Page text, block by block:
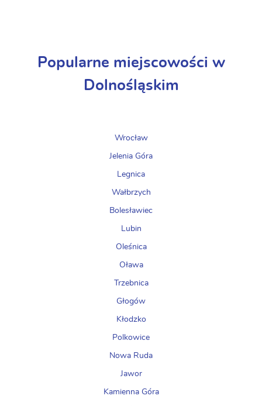
Popularne miejscowości w
Dolnośląskim
Wrocław
Jelenia Góra
Legnica
Wałbrzych
Bolesławiec
Lubin
Oleśnica
Oława
Trzebnica
Głogów
Kłodzko
Polkowice
Nowa Ruda
Jawor
Kamienna Góra